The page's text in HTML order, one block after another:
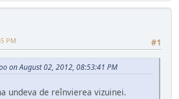
#1
PM
on August 02, 2012, 08:53:41 PM
undeva de reînvierea vizuinei.